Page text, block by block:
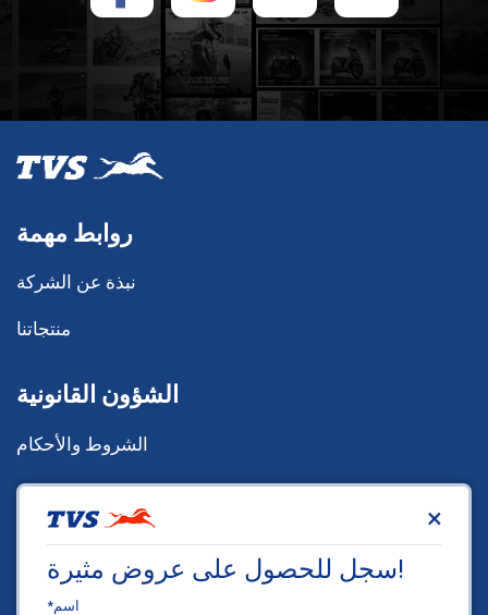
روابط مهمة
نبذة عن الشركة
منتجاتنا
الشؤون القانونية
الشروط والأحكام
سياسة الخصوصية
×
سجل للحصول على عروض مثيرة!
*اسم